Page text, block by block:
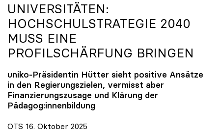
UNIVERSITÄTEN:
HOCHSCHULSTRATEGIE 2040
MUSS EINE
PROFILSCHÄRFUNG BRINGEN
uniko-Präsidentin Hütter sieht positive Ansätze
in den Regierungszielen, vermisst aber
Finanzierungszusage und Klärung der
Pädagog:innenbildung
OTS 16. Oktober 2025